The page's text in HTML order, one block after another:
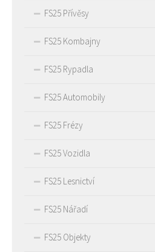
FS25 Přívěsy
FS25 Kombajny
FS25 Rypadla
FS25 Automobily
FS25 Frézy
FS25 Vozidla
FS25 Lesnictví
FS25 Nářadí
FS25 Objekty